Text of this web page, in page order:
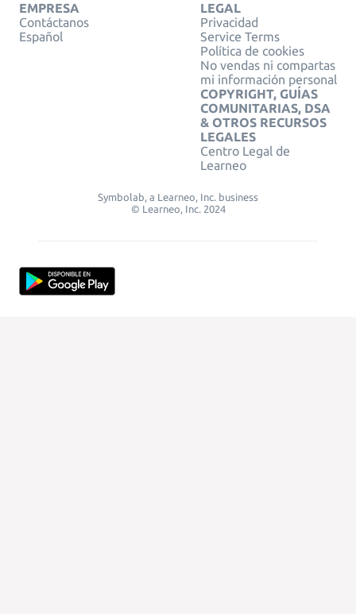
EMPRESA
Contáctanos
Español
LEGAL
Privacidad
Service Terms
Política de cookies
No vendas ni compartas
mi información personal
COPYRIGHT, GUÍAS
COMUNITARIAS, DSA
& OTROS RECURSOS
LEGALES
Centro Legal de
Learneo
Symbolab, a Learneo, Inc. business
© Learneo, Inc. 2024